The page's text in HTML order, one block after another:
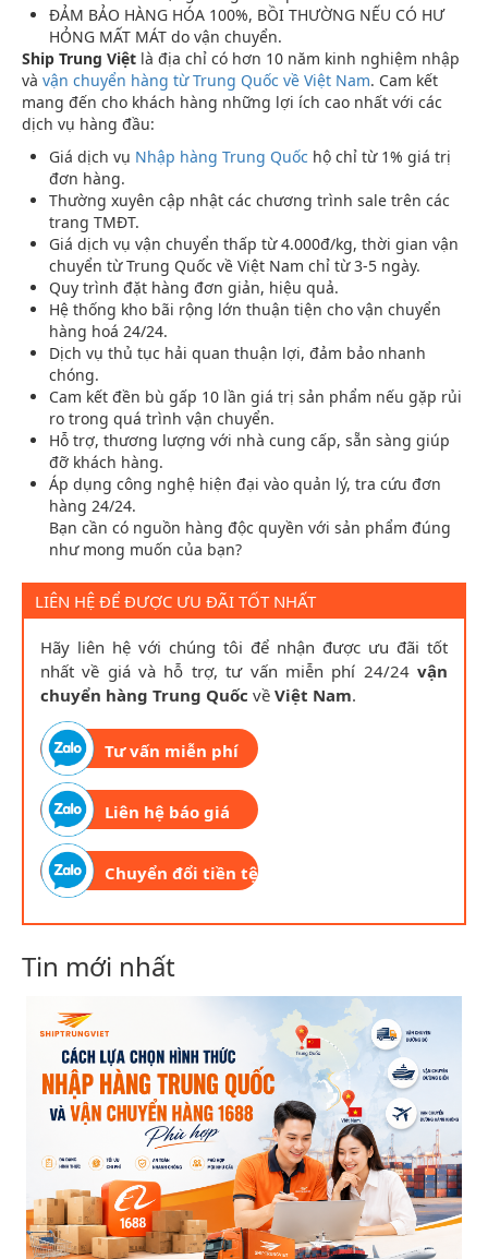
ĐẢM BẢO HÀNG HÓA 100%, BỒI THƯỜNG NẾU CÓ HƯ
HỎNG MẤT MÁT do vận chuyển.
Ship Trung Việt là địa chỉ có hơn 10 năm kinh nghiệm nhập
và vận chuyển hàng từ Trung Quốc về Việt Nam. Cam kết
mang đến cho khách hàng những lợi ích cao nhất với các
dịch vụ hàng đầu:
Giá dịch vụ Nhập hàng Trung Quốc hộ chỉ từ 1% giá trị
đơn hàng.
Thường xuyên cập nhật các chương trình sale trên các
trang TMĐT.
Giá dịch vụ vận chuyển thấp từ 4.000đ/kg, thời gian vận
chuyển từ Trung Quốc về Việt Nam chỉ từ 3-5 ngày.
Quy trình đặt hàng đơn giản, hiệu quả.
Hệ thống kho bãi rộng lớn thuận tiện cho vận chuyển
hàng hoá 24/24.
Dịch vụ thủ tục hải quan thuận lợi, đảm bảo nhanh
chóng.
Cam kết đền bù gấp 10 lần giá trị sản phẩm nếu gặp rủi
ro trong quá trình vận chuyển.
Hỗ trợ, thương lượng với nhà cung cấp, sẵn sàng giúp
đỡ khách hàng.
Áp dụng công nghệ hiện đại vào quản lý, tra cứu đơn
hàng 24/24.
Bạn cần có nguồn hàng độc quyền với sản phẩm đúng
như mong muốn của bạn?
LIÊN HỆ ĐỂ ĐƯỢC ƯU ĐÃI TỐT NHẤT
Hãy liên hệ với chúng tôi để nhận được ưu đãi tốt
nhất về giá và hỗ trợ, tư vấn miễn phí 24/24 vận
chuyển hàng Trung Quốc về Việt Nam.
Tư vấn miễn phí
Liên hệ báo giá
Chuyển đổi tiền tệ
Tin mới nhất